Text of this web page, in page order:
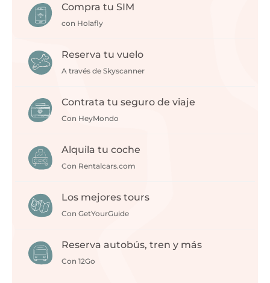
Compra tu SIM
con Holafly
Reserva tu vuelo
A través de Skyscanner
Contrata tu seguro de viaje
Con HeyMondo
Alquila tu coche
Con Rentalcars.com
Los mejores tours
Con GetYourGuide
Reserva autobús, tren y más
Con 12Go